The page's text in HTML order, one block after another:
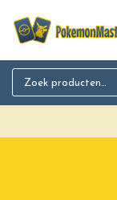
Search for: